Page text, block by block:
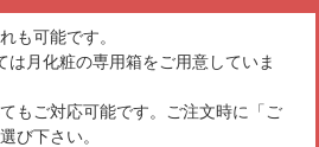
も可能です。
は月化粧の専用箱をご用意していま
もご対応可能です。ご注文時に「ご
び下さい。